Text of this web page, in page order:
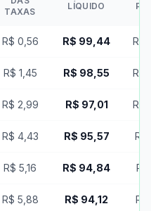
TAXAS
LÍQUIDO
R$ 0,56 R$ 99,44 R$
R$ 1,45 R$ 98,55 R$
R$ 2,99 R$ 97,01 R$
R$ 4,43 R$ 95,57 R$
R$ 5,16 R$ 94,84 R$
R$ 5,88 R$ 94,12 R$